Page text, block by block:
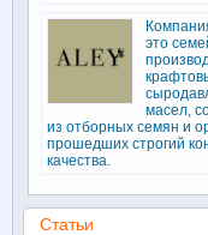
это
масел,
из отборных семян и
прошедших строгий
качества.
Статьи